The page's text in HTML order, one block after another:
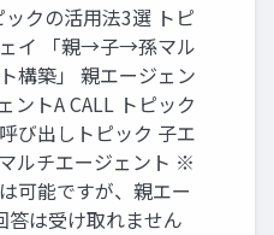
クの活用法3選 トピ
イ 「親→子→孫マル
構築」 親エージェン
ントA CALL トピック
び出しトピック 子エ
ルチエージェント ※
可能ですが、親エー
答は受け取れません